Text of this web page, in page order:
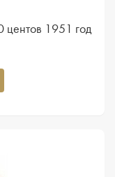
центов 1951 год